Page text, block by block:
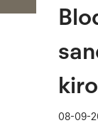
08-09-